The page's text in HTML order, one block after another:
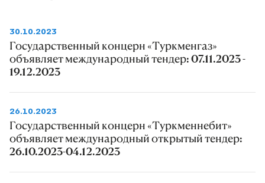
30.10.2023
Государственный концерн «Туркменгаз»
объявляет международный тендер: 07.11.2023 -
19.12.2023
26.10.2023
Государственный концерн «Туркменнебит»
объявляет международный открытый тендер:
26.10.2023-04.12.2023